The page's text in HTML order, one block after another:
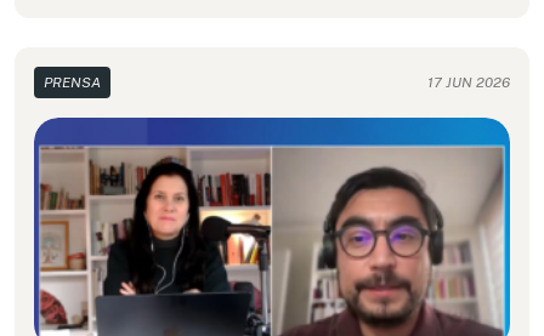
PRENSA 17 JUN 2026